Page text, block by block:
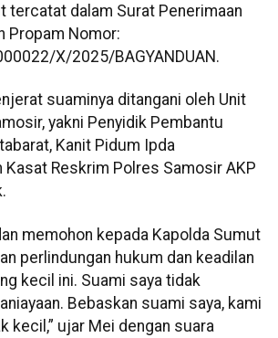
tercatat dalam Surat Penerimaan
Propam Nomor:
X/2025/BAGYANDUAN.
suaminya ditangani oleh Unit
yakni Penyidik Pembantu
Kanit Pidum Ipda
Kasat Reskrim Polres Samosir AKP
memohon kepada Kapolda Sumut
perlindungan hukum dan keadilan
kecil ini. Suami saya tidak
Bebaskan suami saya, kami
kecil,” ujar Mei dengan suara